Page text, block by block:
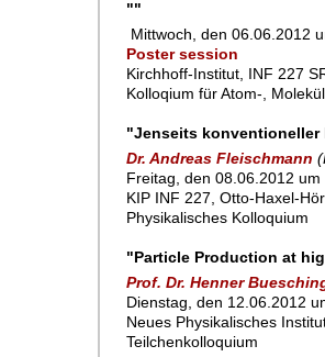
""
Mittwoch, den 06.06.2012
Poster session
Kirchhoff-Institut, INF 227
Kolloqium für Atom-,
"Jenseits konventioneller
Dr. Andreas Fleischmann
Freitag, den 08.06.2012
KIP INF 227, Otto-Haxel-
Physikalisches Kolloquium
"Particle Production at
Prof. Dr. Henner
Dienstag, den 12.06.2012
Neues Physikalisches
Teilchenkolloquium